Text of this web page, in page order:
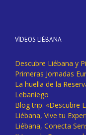
VÍDEOS LIÉBANA
Descubre Liébana y
Primeras Jornadas
La huella de la
Lebaniego
Blog trip: «Descubre
Liébana, Vive tu
Liébana, Conecta